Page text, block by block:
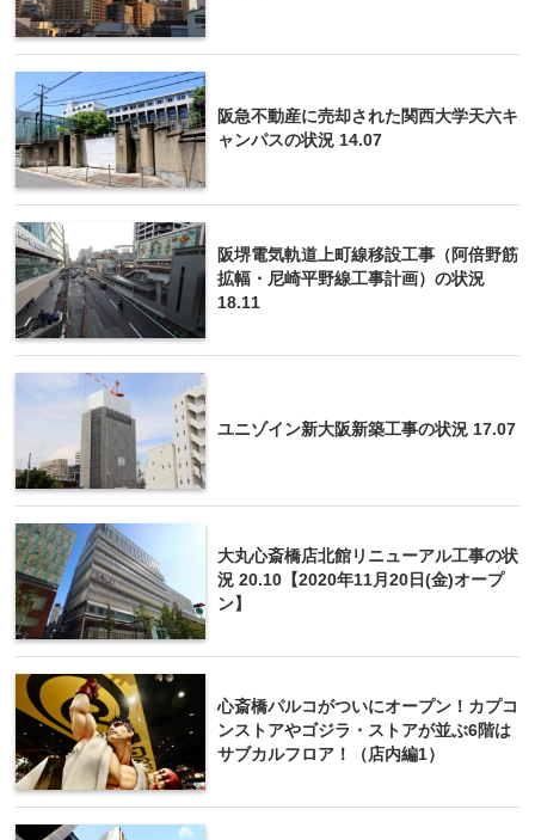
阪急不動産に売却された関西大学天六キ
ャンパスの状況 14.07
阪堺電気軌道上町線移設工事（阿倍野筋
拡幅・尼崎平野線工事計画）の状況
18.11
ユニゾイン新大阪新築工事の状況 17.07
大丸心斎橋店北館リニューアル工事の状
況 20.10【2020年11月20日(金)オープ
ン】
心斎橋パルコがついにオープン！カプコ
ンストアやゴジラ・ストアが並ぶ6階は
サブカルフロア！（店内編1）